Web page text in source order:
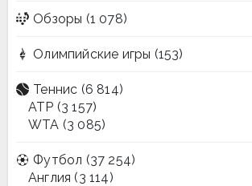
Обзоры (1 078)
Олимпийские игры (153)
Теннис (6 814)
ATP (3 157)
WTA (3 085)
Футбол (37 254)
Англия (3 114)